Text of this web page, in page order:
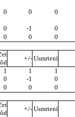
0 0 0
0 -1
0
0 0
0
+/- Usmrtení
1 1
1
0 -1
0
0 0
0
+/- Usmrtení